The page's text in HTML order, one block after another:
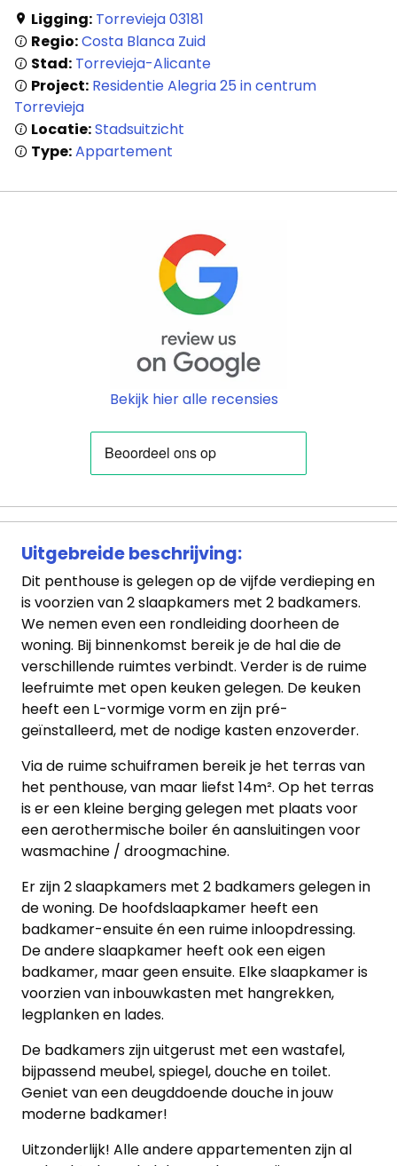
Ligging: Torrevieja 03181
Regio:Costa Blanca Zuid
Stad: Torrevieja-Alicante
Project: Residentie Alegria 25 in centrum
Torrevieja
Locatie:Stadsuitzicht
Type:Appartement
Bekijk hier alle recensies
Uitgebreide beschrijving:
Dit penthouse is gelegen op de vijfde verdieping en
is voorzien van 2 slaapkamers met 2 badkamers.
We nemen even een rondleiding doorheen de
woning. Bij binnenkomst bereik je de hal die de
verschillende ruimtes verbindt. Verder is de ruime
leefruimte met open keuken gelegen. De keuken
heeft een L-vormige vorm en zijn pré-
geïnstalleerd, met de nodige kasten enzoverder.
Via de ruime schuiframen bereik je het terras van
het penthouse, van maar liefst 14m². Op het terras
is er een kleine berging gelegen met plaats voor
een aerothermische boiler én aansluitingen voor
wasmachine / droogmachine.
Er zijn 2 slaapkamers met 2 badkamers gelegen in
de woning. De hoofdslaapkamer heeft een
badkamer-ensuite én een ruime inloopdressing.
De andere slaapkamer heeft ook een eigen
badkamer, maar geen ensuite. Elke slaapkamer is
voorzien van inbouwkasten met hangrekken,
legplanken en lades.
De badkamers zijn uitgerust met een wastafel,
bijpassend meubel, spiegel, douche en toilet.
Geniet van een deugddoende douche in jouw
moderne badkamer!
Uitzonderlijk! Alle andere appartementen zijn al